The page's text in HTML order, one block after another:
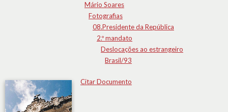
Mário Soares
Fotografias
08.Presidente da República
2.º mandato
Deslocações ao estrangeiro
Brasil/93
Citar Documento